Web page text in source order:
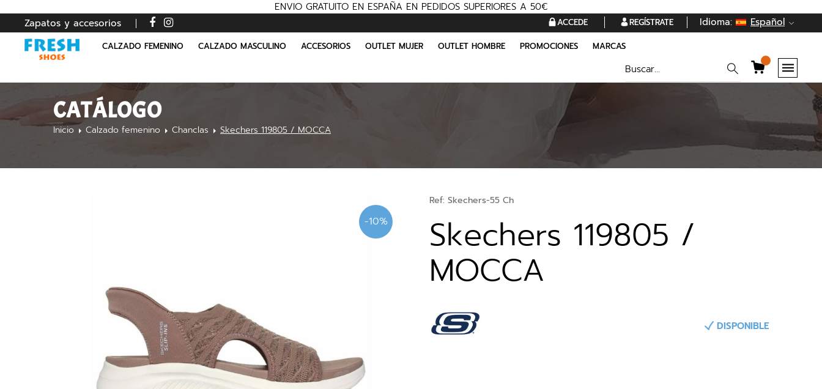
ENVIO GRATUITO EN ESPAÑA EN PEDIDOS SUPERIORES A 50€
Zapatos y accesorios
ACCEDE REGÍSTRATE Idioma: Español
CALZADO FEMENINO CALZADO MASCULINO ACCESORIOS OUTLET MUJER OUTLET HOMBRE PROMOCIONES MARCAS
CATÁLOGO
Inicio Calzado femenino Chanclas Skechers 119805 / MOCCA
-10%
Ref: Skechers-55 Ch
Skechers 119805 /
MOCCA
DISPONIBLE